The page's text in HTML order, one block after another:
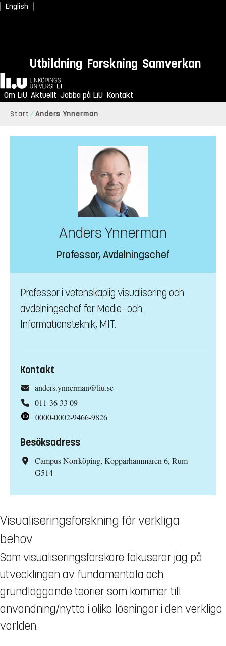
English
Utbildning Forskning Samverkan
Hem
Om LiU Aktuellt Jobba på LiU Kontakt
Start Anders Ynnerman
Anders Ynnerman
Professor, Avdelningschef
Professor i vetenskaplig visualisering och
avdelningschef för Medie- och
Informationsteknik, MIT.
Kontakt
anders.ynnerman@liu.se
011-36 33 09
0000-0002-9466-9826
Besöksadress
Campus Norrköping, Kopparhammaren 6, Rum
G514
Visualiseringsforskning för verkliga
behov
Som visualiseringsforskare fokuserar jag på
utvecklingen av fundamentala och
grundläggande teorier som kommer till
användning/nytta i olika lösningar i den verkliga
världen.